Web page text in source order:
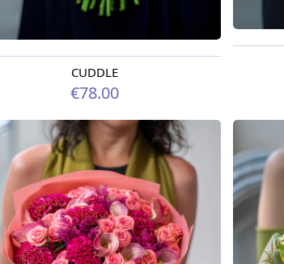
Доступно сегодняCUDDLE
€78.00